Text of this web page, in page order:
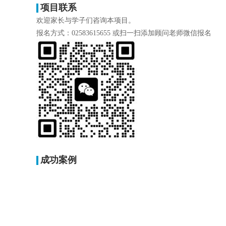
项目联系
欢迎家长与学子们咨询本项目。
报名方式：02583615655 或扫一扫添加顾问老师微信报名
成功案例